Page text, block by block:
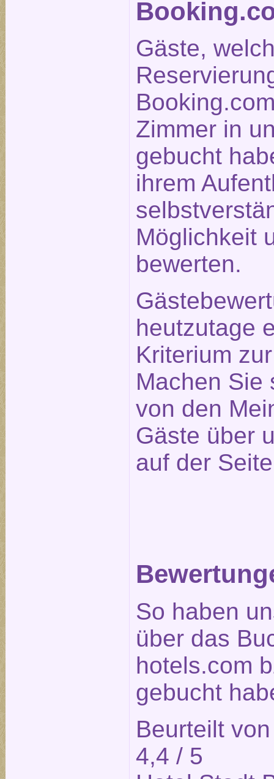
Gäste,
Zimmer in
gebucht
ihrem
Möglichkeit
bewerten.
heutzutage
Kriterium
Machen Sie
von den
Gäste über
auf der
So haben
über das
hotels.com
gebucht
Beurteilt
4,4 / 5